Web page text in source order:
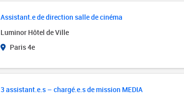
Assistant.e de direction salle de cinéma
Luminor Hôtel de Ville
Paris 4e
3 assistant.e.s – chargé.e.s de mission MEDIA